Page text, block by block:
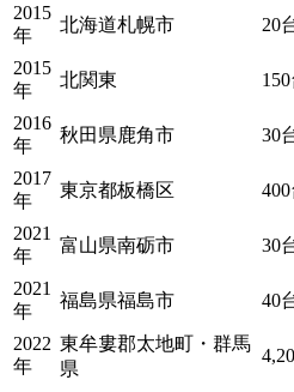
2015
年
北海道札幌市 20
2015
年
北関東 150
2016
年
秋田県鹿角市 30
2017
年
東京都板橋区 400
2021
年
富山県南砺市 30
2021
年
福島県福島市 40
2022
年
東牟婁郡太地町・群馬
県